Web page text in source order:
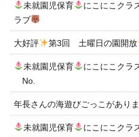
未就園児保育 にこにこクラ
ラブ
大好評 第3回 土曜日の園開放
未就園児保育 にこにこクラ
No.
年長さんの海遊びごっこがあり
未就園児保育 にこにこクラ